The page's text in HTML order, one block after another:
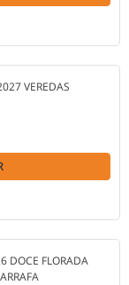
VEREDAS
DOCE FLORADA